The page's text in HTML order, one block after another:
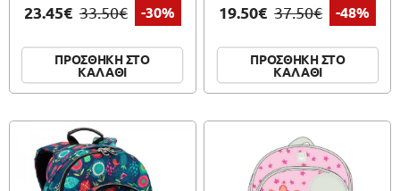
23.45€ 33.50€ -30%
ΠΡΟΣΘΗΚΗ ΣΤΟ
ΚΑΛΑΘΙ
19.50€ 37.50€ -48%
ΠΡΟΣΘΗΚΗ ΣΤΟ
ΚΑΛΑΘΙ